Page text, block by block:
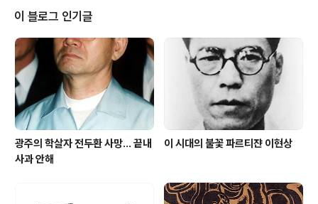
행하고 있다. 다음은 위키에 나온 미디어랩의 연구 활동이
다. 설명 중의 “다학제간(多學際間)”이란 단순한 학문 간
의 협업 관계 정도가 아니라, 이렇게 인문·사회과학과 자연
과학 등을 넘나들고, 미시 · 거시적인 접근을 포괄하는, 총
체적인 학문 영역 간 협력활동을 말하는 것입니다. 영어의
multi a..
이 블로그 인기글
광주의 학살자 전두환 사망... 끝내
사과 안해
이 시대의 불꽃 파르티쟌 이현상